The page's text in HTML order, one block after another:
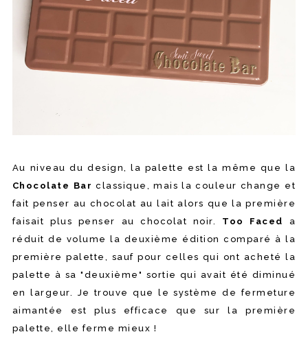
Au niveau du design, la palette est la même que la
Chocolate Bar classique, mais la couleur change et
fait penser au chocolat au lait alors que la première
faisait plus penser au chocolat noir. Too Faced
a
réduit de volume la deuxième édition comparé à la
première palette, sauf pour celles qui ont acheté la
palette à sa "deuxième" sortie qui avait été diminué
en largeur. Je trouve que le système de fermeture
aimantée est plus efficace que sur la première
palette, elle ferme mieux !